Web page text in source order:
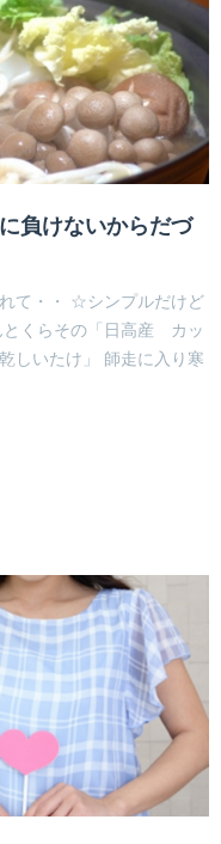
負けないからだづ
て・・ ☆シンプルだけど
とくらその「日高産 カッ
しいたけ」 師走に入り寒